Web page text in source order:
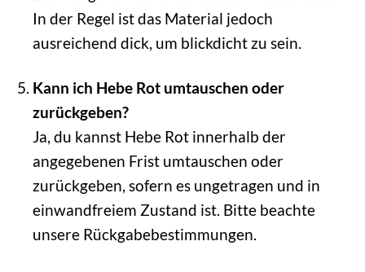
In der Regel ist das Material jedoch
ausreichend dick, um blickdicht zu sein.
Kann ich Hebe Rot umtauschen oder
zurückgeben?
Ja, du kannst Hebe Rot innerhalb der
angegebenen Frist umtauschen oder
zurückgeben, sofern es ungetragen und in
einwandfreiem Zustand ist. Bitte beachte
unsere Rückgabebestimmungen.